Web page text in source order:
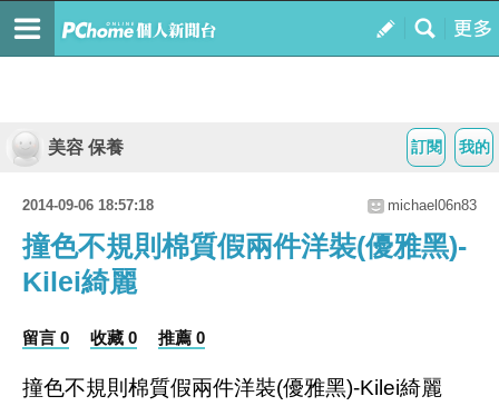
我的
訂閱
美容 保養
2014-09-06 18:57:18 michael06n83
撞色不規則棉質假兩件洋裝(優雅黑)-
Kilei綺麗
留言 0 收藏 0 推薦 0
撞色不規則棉質假兩件洋裝(優雅黑)-Kilei綺麗